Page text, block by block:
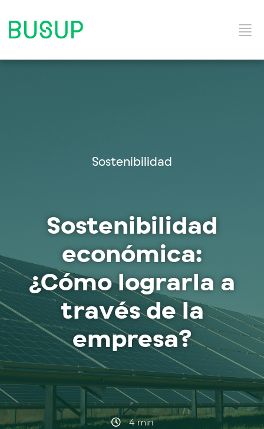
Sostenibilidad
Sostenibilidad
económica:
¿Cómo lograrla a
través de la
empresa?
·
4 min